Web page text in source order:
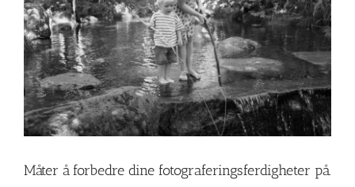
Måter å forbedre dine fotograferingsferdigheter på.